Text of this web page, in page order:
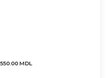
550.00MDL